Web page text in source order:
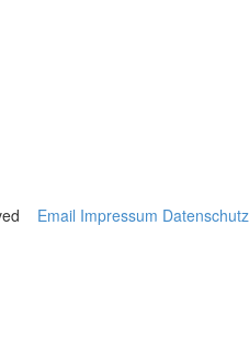
Email Impressum Datenschutz